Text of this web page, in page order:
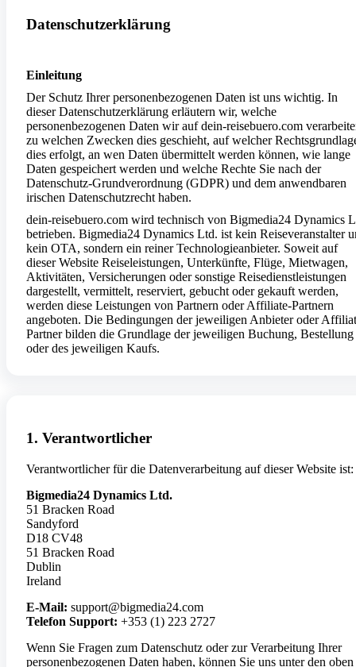
Datenschutzerklärung
Einleitung
Der Schutz Ihrer personenbezogenen Daten ist uns wichtig. In
dieser Datenschutzerklärung erläutern wir, welche
personenbezogenen Daten wir auf dein-reisebuero.com
zu welchen Zwecken dies geschieht, auf welcher
dies erfolgt, an wen Daten übermittelt werden können, wie lange
Daten gespeichert werden und welche Rechte Sie nach der
Datenschutz-Grundverordnung (GDPR) und dem anwendbaren
irischen Datenschutzrecht haben.
dein-reisebuero.com wird technisch von Bigmedia24 Dynamics
betrieben. Bigmedia24 Dynamics Ltd. ist kein Reiseveranstalter
kein OTA, sondern ein reiner Technologieanbieter. Soweit auf
dieser Website Reiseleistungen, Unterkünfte, Flüge, Mietwagen,
Aktivitäten, Versicherungen oder sonstige Reisedienstleistungen
dargestellt, vermittelt, reserviert, gebucht oder gekauft werden,
werden diese Leistungen von Partnern oder Affiliate-Partnern
angeboten. Die Bedingungen der jeweiligen Anbieter oder
Partner bilden die Grundlage der jeweiligen Buchung, Bestellung
oder des jeweiligen Kaufs.
1. Verantwortlicher
Verantwortlicher für die Datenverarbeitung auf dieser Website ist:
Bigmedia24 Dynamics Ltd.
51 Bracken Road
Sandyford
D18 CV48
51 Bracken Road
Dublin
Ireland
E-Mail: support@bigmedia24.com
Telefon Support: +353 (1) 223 2727
Wenn Sie Fragen zum Datenschutz oder zur Verarbeitung Ihrer
personenbezogenen Daten haben, können Sie uns unter den oben